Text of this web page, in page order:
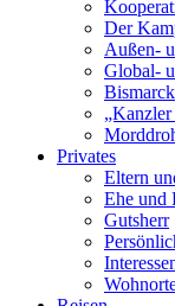
Der
Außen-
Global-
Privates
Eltern
Ehe und
Gutsherr